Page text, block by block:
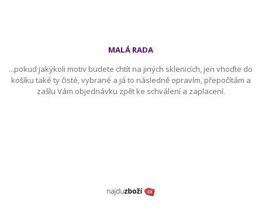
MALÁ RADA
...pokud jakýkoli motiv budete chtít na jiných sklenicích, jen vhoďte do
košíku také ty čisté, vybrané a já to následně opravím, přepočítám a
zašlu Vám objednávku zpět ke schválení a zaplacení.